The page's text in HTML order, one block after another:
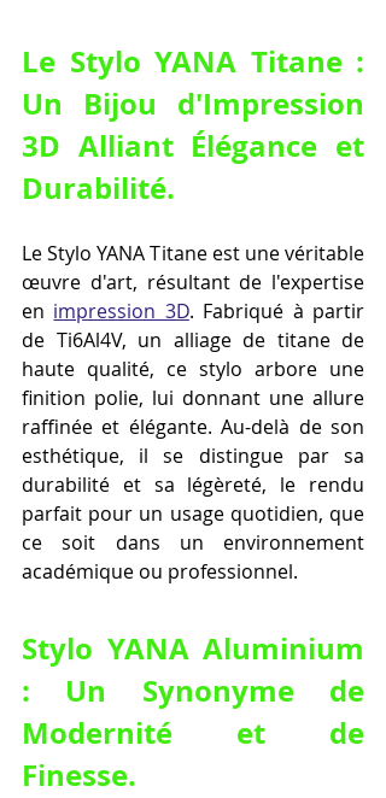
Le Stylo YANA Titane :
Un Bijou d'Impression
3D Alliant Élégance et
Durabilité.
Le Stylo YANA Titane est une véritable
œuvre d'art, résultant de l'expertise
en impression 3D. Fabriqué à partir
de Ti6Al4V, un alliage de titane de
haute qualité, ce stylo arbore une
finition polie, lui donnant une allure
raffinée et élégante. Au-delà de son
esthétique, il se distingue par sa
durabilité et sa légèreté, le rendu
parfait pour un usage quotidien, que
ce soit dans un environnement
académique ou professionnel.
Stylo YANA Aluminium
: Un Synonyme de
Modernité et de
Finesse.